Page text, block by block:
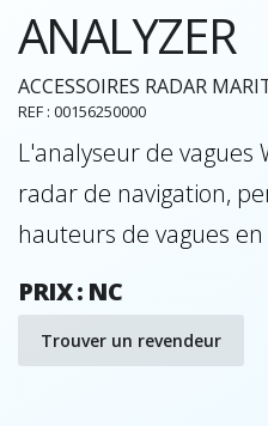
ANALYZER
ACCESSOIRES RADAR
REF : 00156250000
L'analyseur de vagues
radar de navigation,
hauteurs de vagues
PRIX : NC
Trouver un revendeur